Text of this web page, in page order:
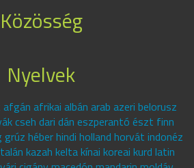
Közösség
Nyelvek
afrikai albán arab azeri belorusz
cseh dari dán eszperantó észt finn
héber hindi holland horvát indonéz
kazah kelta kínai koreai kurd latin